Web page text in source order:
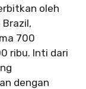
oleh
700
ribu. Inti dari
dengan